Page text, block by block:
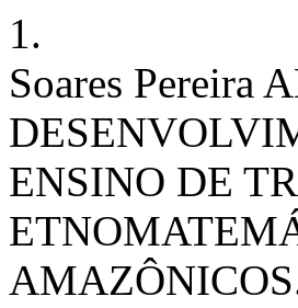
1.
Soares Pereira
ENSINO DE